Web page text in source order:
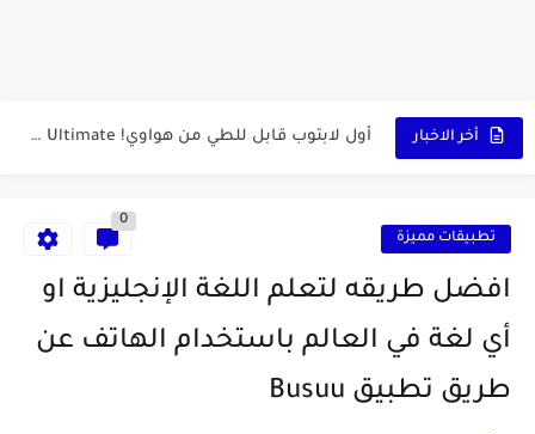
أخر الاخبار
تطبيقات مميزة
0
افضل طريقه لتعلم اللغة الإنجليزية او
أي لغة في العالم باستخدام الهاتف عن
طريق تطبيق Busuu